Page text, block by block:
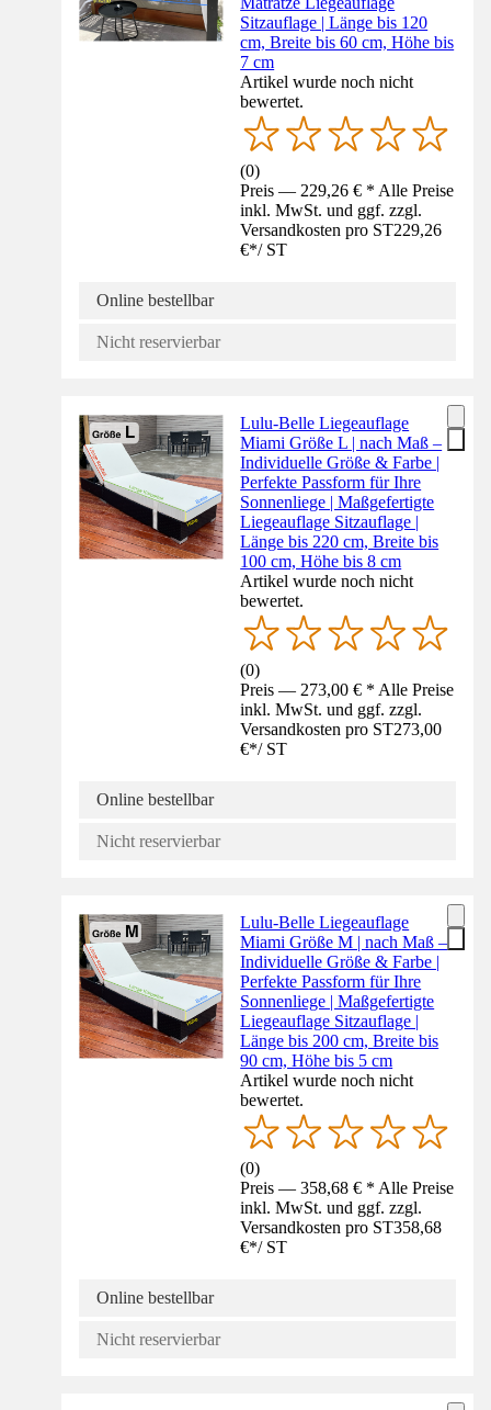
Sitzauflage | Länge bis 120
cm, Breite bis 60 cm, Höhe bis
7 cm
Artikel wurde noch nicht
bewertet.
(0)
Preis — 229,26 € * Alle Preise
inkl. MwSt. und ggf. zzgl.
Versandkosten pro ST229,26
€*/ ST
Online bestellbar
Nicht reservierbar
Lulu-Belle Liegeauflage
Miami Größe L | nach Maß –
Individuelle Größe & Farbe |
Perfekte Passform für Ihre
Sonnenliege | Maßgefertigte
Liegeauflage Sitzauflage |
Länge bis 220 cm, Breite bis
100 cm, Höhe bis 8 cm
Artikel wurde noch nicht
bewertet.
(0)
Preis — 273,00 € * Alle Preise
inkl. MwSt. und ggf. zzgl.
Versandkosten pro ST273,00
€*/ ST
Online bestellbar
Nicht reservierbar
Lulu-Belle Liegeauflage
Miami Größe M | nach Maß –
Individuelle Größe & Farbe |
Perfekte Passform für Ihre
Sonnenliege | Maßgefertigte
Liegeauflage Sitzauflage |
Länge bis 200 cm, Breite bis
90 cm, Höhe bis 5 cm
Artikel wurde noch nicht
bewertet.
(0)
Preis — 358,68 € * Alle Preise
inkl. MwSt. und ggf. zzgl.
Versandkosten pro ST358,68
€*/ ST
Online bestellbar
Nicht reservierbar